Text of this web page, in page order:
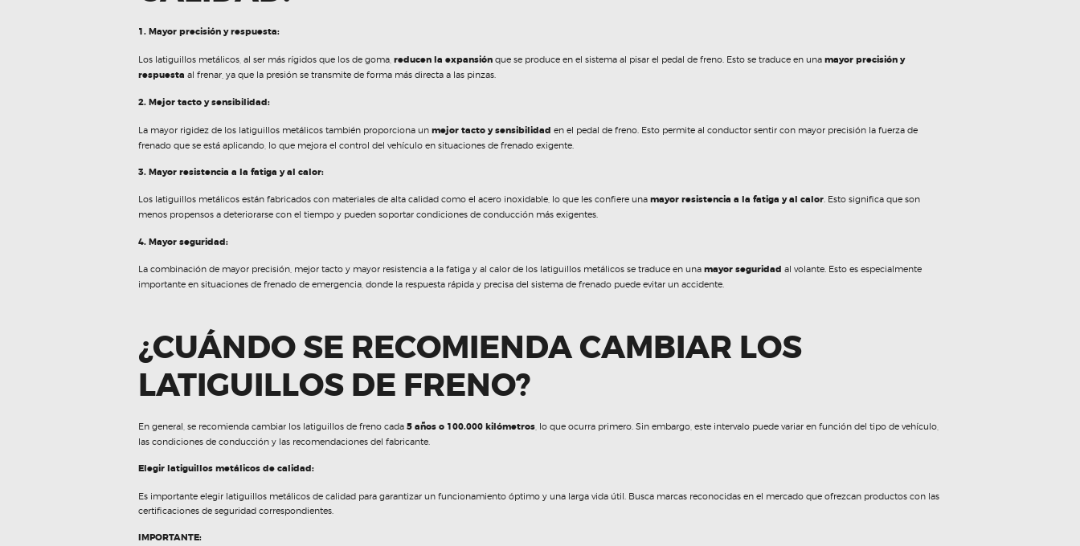
1. Mayor precisión y respuesta:
Los latiguillos metálicos, al ser más rígidos que los de goma, reducen la expansión que se produce en el sistema al pisar el pedal de freno. Esto se traduce en una mayor precisión y
respuesta al frenar, ya que la presión se transmite de forma más directa a las pinzas.
2. Mejor tacto y sensibilidad:
La mayor rigidez de los latiguillos metálicos también proporciona un mejor tacto y sensibilidad en el pedal de freno. Esto permite al conductor sentir con mayor precisión la fuerza de
frenado que se está aplicando, lo que mejora el control del vehículo en situaciones de frenado exigente.
3. Mayor resistencia a la fatiga y al calor:
Los latiguillos metálicos están fabricados con materiales de alta calidad como el acero inoxidable, lo que les confiere una mayor resistencia a la fatiga y al calor. Esto significa que son
menos propensos a deteriorarse con el tiempo y pueden soportar condiciones de conducción más exigentes.
4. Mayor seguridad:
La combinación de mayor precisión, mejor tacto y mayor resistencia a la fatiga y al calor de los latiguillos metálicos se traduce en una mayor seguridad al volante. Esto es especialmente
importante en situaciones de frenado de emergencia, donde la respuesta rápida y precisa del sistema de frenado puede evitar un accidente.
¿CUÁNDO SE RECOMIENDA CAMBIAR LOS
LATIGUILLOS DE FRENO?
En general, se recomienda cambiar los latiguillos de freno cada 5 años o 100.000 kilómetros , lo que ocurra primero. Sin embargo, este intervalo puede variar en función del tipo de vehículo,
las condiciones de conducción y las recomendaciones del fabricante.
Elegir latiguillos metálicos de calidad:
Es importante elegir latiguillos metálicos de calidad para garantizar un funcionamiento óptimo y una larga vida útil. Busca marcas reconocidas en el mercado que ofrezcan productos con las
certificaciones de seguridad correspondientes.
IMPORTANTE: